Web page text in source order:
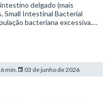
delgado (mais
Small Intestinal Bacterial
bacteriana excessiva.
min. 03 de junho de 2026